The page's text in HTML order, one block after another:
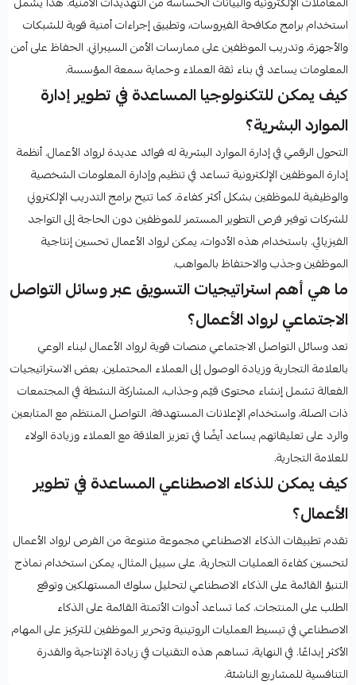
استخدام برامج مكافحة الفيروسات، وتطبيق إجراءات أمنية قوية للشبكات
والأجهزة، وتدريب الموظفين على ممارسات الأمن السيبراني. الحفاظ على أمن
المعلومات يساعد في بناء ثقة العملاء وحماية سمعة المؤسسة.
كيف يمكن للتكنولوجيا المساعدة في تطوير إدارة
الموارد البشرية؟
التحول الرقمي في إدارة الموارد البشرية له فوائد عديدة لرواد الأعمال. أنظمة
إدارة الموظفين الإلكترونية تساعد في تنظيم وإدارة المعلومات الشخصية
والوظيفية للموظفين بشكل أكثر كفاءة. كما تتيح برامج التدريب الإلكتروني
للشركات توفير فرص التطوير المستمر للموظفين دون الحاجة إلى التواجد
الفيزيائي. باستخدام هذه الأدوات، يمكن لرواد الأعمال تحسين إنتاجية
الموظفين وجذب والاحتفاظ بالمواهب.
ما هي أهم استراتيجيات التسويق عبر وسائل التواصل
الاجتماعي لرواد الأعمال؟
تعد وسائل التواصل الاجتماعي منصات قوية لرواد الأعمال لبناء الوعي
بالعلامة التجارية وزيادة الوصول إلى العملاء المحتملين. بعض الاستراتيجيات
الفعالة تشمل إنشاء محتوى قيّم وجذاب، المشاركة النشطة في المجتمعات
ذات الصلة، واستخدام الإعلانات المستهدفة. التواصل المنتظم مع المتابعين
والرد على تعليقاتهم يساعد أيضًا في تعزيز العلاقة مع العملاء وزيادة الولاء
للعلامة التجارية.
كيف يمكن للذكاء الاصطناعي المساعدة في تطوير
الأعمال؟
تقدم تطبيقات الذكاء الاصطناعي مجموعة متنوعة من الفرص لرواد الأعمال
لتحسين كفاءة العمليات التجارية. على سبيل المثال، يمكن استخدام نماذج
التنبؤ القائمة على الذكاء الاصطناعي لتحليل سلوك المستهلكين وتوقع
الطلب على المنتجات. كما تساعد أدوات الأتمتة القائمة على الذكاء
الاصطناعي في تبسيط العمليات الروتينية وتحرير الموظفين للتركيز على المهام
الأكثر إبداعًا. في النهاية، تساهم هذه التقنيات في زيادة الإنتاجية والقدرة
التنافسية للمشاريع الناشئة.